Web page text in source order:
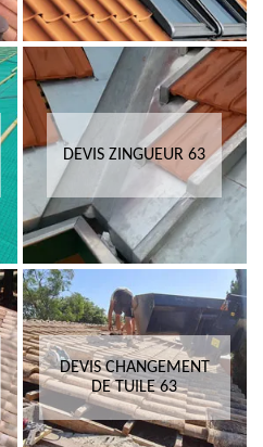
DEVIS ZINGUEUR 63
DEVIS CHANGEMENT
DE TUILE 63